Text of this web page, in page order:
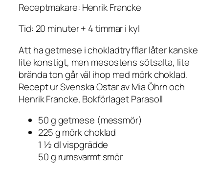
Receptmakare: Henrik Francke
Tid: 20 minuter + 4 timmar i kyl
Att ha getmese i chokladtryfflar låter kanske
lite konstigt, men mesostens sötsalta, lite
brända ton går väl ihop med mörk choklad.
Recept ur Svenska Ostar av Mia Öhrn och
Henrik Francke, Bokförlaget Parasoll
50 g getmese (messmör)
225 g mörk choklad
1 ½ dl vispgrädde
50 g rumsvarmt smör